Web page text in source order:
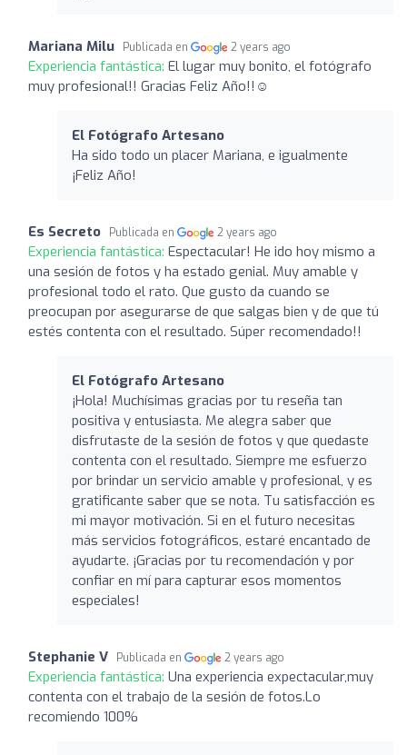
Mariana Milu Publicada en 2 years ago
Experiencia fantástica: El lugar muy bonito, el fotógrafo
muy profesional!! Gracias Feliz Año!!☺️
El Fotógrafo Artesano
Ha sido todo un placer Mariana, e igualmente
¡Feliz Año!
Es Secreto Publicada en 2 years ago
Experiencia fantástica: Espectacular! He ido hoy mismo a
una sesión de fotos y ha estado genial. Muy amable y
profesional todo el rato. Que gusto da cuando se
preocupan por asegurarse de que salgas bien y de que tú
estés contenta con el resultado. Súper recomendado!!
El Fotógrafo Artesano
¡Hola! Muchísimas gracias por tu reseña tan
positiva y entusiasta. Me alegra saber que
disfrutaste de la sesión de fotos y que quedaste
contenta con el resultado. Siempre me esfuerzo
por brindar un servicio amable y profesional, y es
gratificante saber que se nota. Tu satisfacción es
mi mayor motivación. Si en el futuro necesitas
más servicios fotográficos, estaré encantado de
ayudarte. ¡Gracias por tu recomendación y por
confiar en mí para capturar esos momentos
especiales!
Stephanie V Publicada en 2 years ago
Experiencia fantástica: Una experiencia expectacular,muy
contenta con el trabajo de la sesión de fotos.Lo
recomiendo 100%